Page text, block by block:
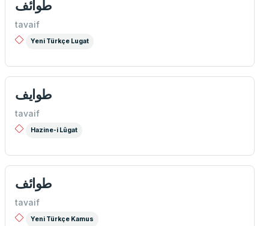
طوائف
tavaif
Yeni Türkçe Lugat
طوایف
tavaif
Hazine-i Lûgat
طوائف
tavaif
Yeni Türkçe Kamus